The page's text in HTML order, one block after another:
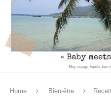
Home Bien-être